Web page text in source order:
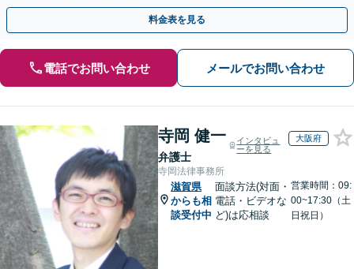
式の相続／誹謗中傷対策／不動産問題まで幅広く対応！
料金表を見る
電話でお問い合わせ メールでお問い合わせ
寺岡 健一
弁護士
インタビュ
ーを見る
大阪府
寺岡法律事務所
滋賀県
からも相
談受付中
面談方法(対面・
電話・ビデオな
ど)は応相談
営業時間：09:
00~17:30（土
日祝日）